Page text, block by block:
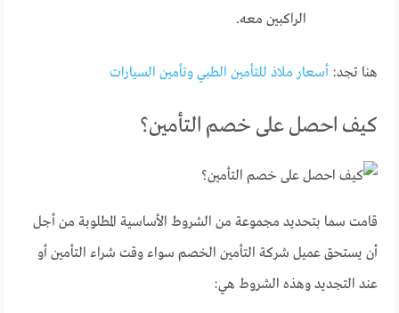
الراكبين معه.
هنا تجد: أسعار ملاذ للتأمين الطبي وتأمين السيارات
كيف احصل على خصم التأمين؟
قامت سما بتحديد مجموعة من الشروط الأساسية المطلوبة من أجل
أن يستحق عميل شركة التأمين الخصم سواء وقت شراء التأمين أو
عند التجديد وهذه الشروط هي: